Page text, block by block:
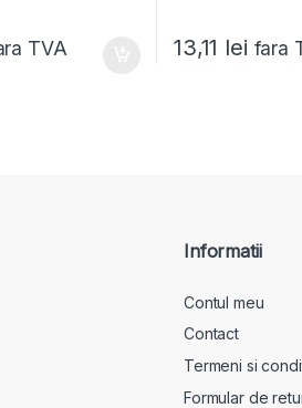
TVA 13,11 lei fara
Informatii
Contul meu
Contact
Termeni si
Formular de